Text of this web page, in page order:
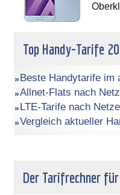
Top Handy-Tarife
Beste Handytarife im
Allnet-Flats nach
LTE-Tarife nach
Vergleich aktueller
Der Tarifrechner